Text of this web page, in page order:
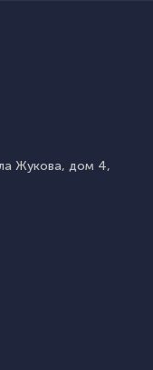
Жукова, дом 4,